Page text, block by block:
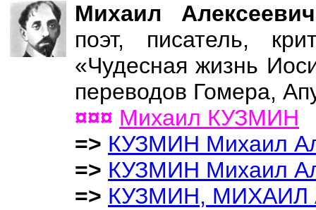
Михаил
поэт, писатель,
«Чудесная жизнь
переводов Гомера,
¤¤¤ Михаил КУЗМИН
=> КУЗМИН Михаил
=> КУЗМИН Михаил
=> КУЗМИН, МИХАИЛ